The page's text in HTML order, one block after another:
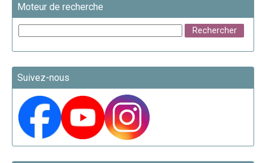
Moteur de recherche
Suivez-nous